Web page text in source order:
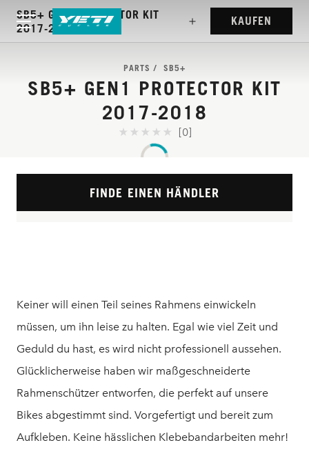
SB5+ GEN1 PROTECTOR KIT
2017-2018
KAUFEN
PARTS SB5+
SB5+ GEN1 PROTECTOR KIT
2017-2018
[0]
FINDE EINEN HÄNDLER
Keiner will einen Teil seines Rahmens einwickeln
müssen, um ihn leise zu halten. Egal wie viel Zeit und
Geduld du hast, es wird nicht professionell aussehen.
Glücklicherweise haben wir maßgeschneiderte
Rahmenschützer entworfen, die perfekt auf unsere
Bikes abgestimmt sind. Vorgefertigt und bereit zum
Aufkleben. Keine hässlichen Klebebandarbeiten mehr!